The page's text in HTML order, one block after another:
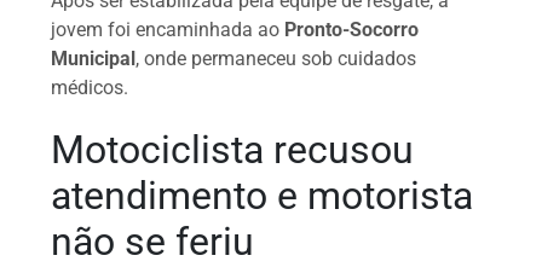
jovem foi encaminhada ao Pronto-Socorro
Municipal , onde permaneceu sob cuidados
médicos.
Motociclista recusou
atendimento e motorista
não se feriu